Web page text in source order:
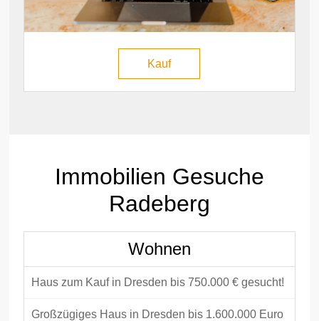
Kauf
Immobilien Gesuche
Radeberg
Wohnen
Haus zum Kauf in Dresden bis 750.000 € gesucht!
Großzügiges Haus in Dresden bis 1.600.000 Euro